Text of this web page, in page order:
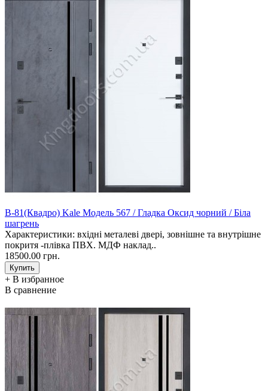
В-81(Квадро) Kale Модель 567 / Гладка Оксид чорний / Біла
шагрень
Характеристики: вхідні металеві двері, зовнішне та внутрішне
покритя -плівка ПВХ. МДФ наклад..
18500.00 грн.
+ В избранное
В сравнение